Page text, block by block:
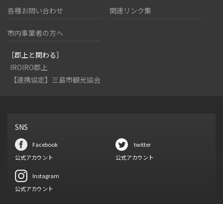
各種お問い合わせ 関連リンク集
市内事業者の方へ
［郡上と関わる］
IROIRO郡上
【連携協定】三島市観光協会
SNS
Facebook
公式アカウント
twitter
公式アカウント
Instagram
公式アカウント